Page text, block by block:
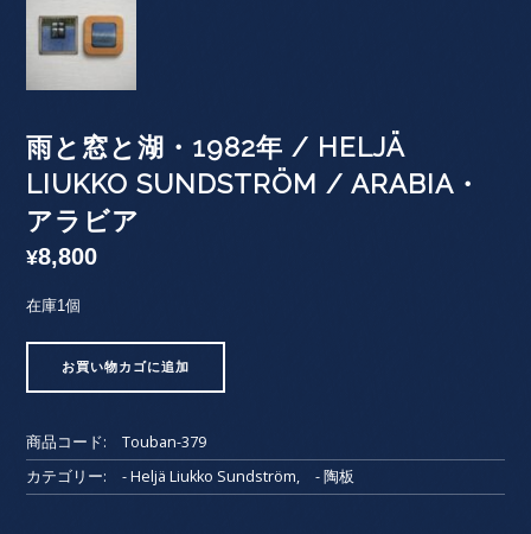
雨と窓と湖・1982年 / HELJÄ
LIUKKO SUNDSTRÖM / ARABIA・
アラビア
¥8,800
在庫1個
湖・
1982
年
お買い物カゴに追加
商品コード:
Touban-379
カテゴリー:
- Heljä Liukko Sundström, - 陶板